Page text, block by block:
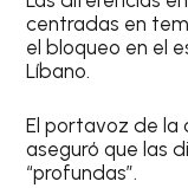
centradas en
el bloqueo en el
Líbano.
El portavoz de la
aseguró que las
“profundas”.